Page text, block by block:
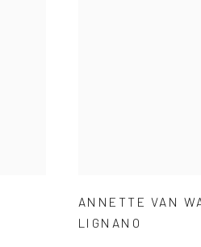
ANNETTE VAN
LIGNANO